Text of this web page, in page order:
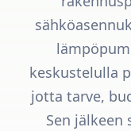
keskustelulla
jotta tarve,
Sen